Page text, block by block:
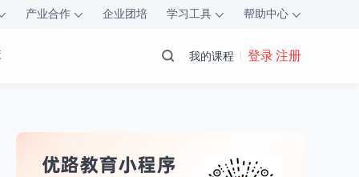
产业合作 企业团培 学习工具 帮助中心
我的课程 登录 注册